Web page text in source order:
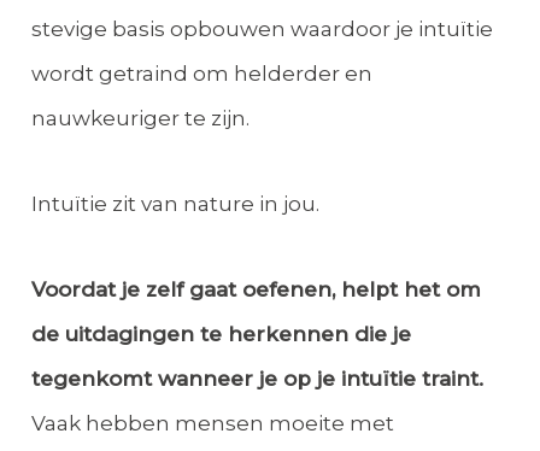
stevige basis opbouwen waardoor je intuïtie
wordt getraind om helderder en
nauwkeuriger te zijn.
Intuïtie zit van nature in jou.
Voordat je zelf gaat oefenen, helpt het om
de uitdagingen te herkennen die je
tegenkomt wanneer je op je intuïtie traint.
Vaak hebben mensen moeite met